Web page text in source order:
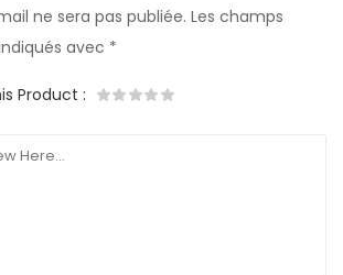
ne sera pas publiée. Les champs
avec *
Product :